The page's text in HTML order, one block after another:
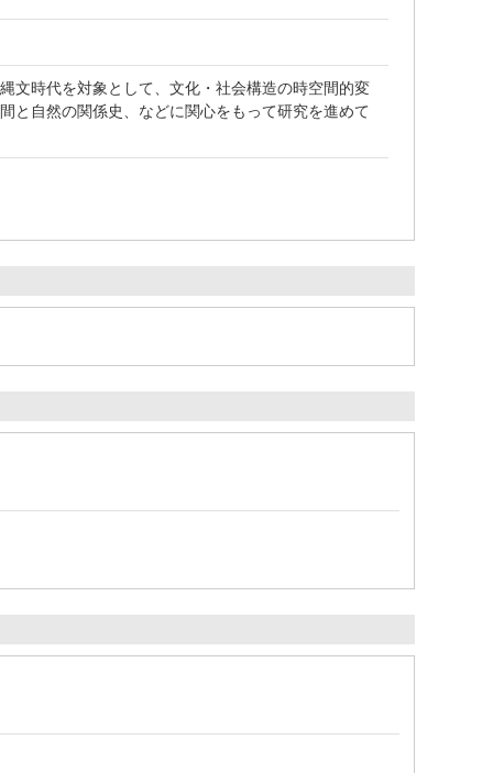
文時代を対象として、文化・社会構造の時空間的変
と自然の関係史、などに関心をもって研究を進めて